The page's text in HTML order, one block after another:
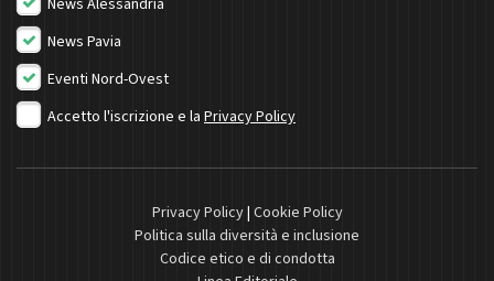
News Alessandria
News Pavia
Eventi Nord-Ovest
Accetto l'iscrizione e la Privacy Policy
Privacy Policy| Cookie Policy
Politica sulla diversità e inclusione
Codice etico e di condotta